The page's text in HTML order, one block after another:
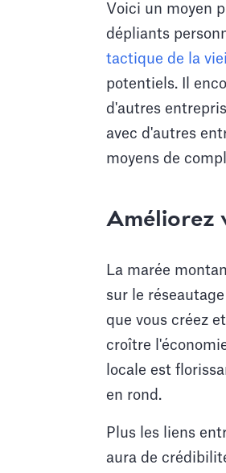
Voici un moyen
dépliants
tactique de la
potentiels. Il
d'autres
avec d'autres
moyens de
Améliorez
La marée
sur le
que vous créez
croître
locale est
en rond.
Plus les liens
aura de